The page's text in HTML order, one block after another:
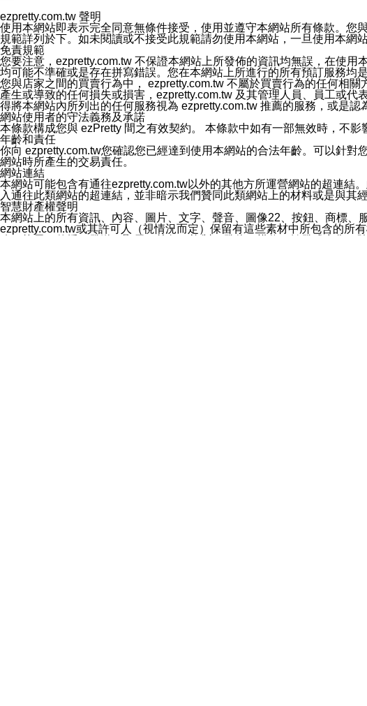
您同意本公司網站，透過您所提供的郵件地址與您取得聯絡並傳送或
停止接收這些資料或電子郵件。
十五、訊息通知
本公司/本服務將以通知型訊息傳送重要訊息給您。即使未加入本公司/
本公司/本服務傳送之通知型訊息以對您有效且重要的訊息為限，以廣
1.LINE 帳號設定的電話號碼與本公司/本服務所傳來的電話號碼比對相
2.該 LINE 帳號已在 LINE APP 設定中，同意接收通知型訊息。
3.LINE 帳號未封鎖傳送訊息之 LINE 官方帳號。
欲變更通知型訊息的設定，操作如下：
1.點選「主頁」＞「設定」
2.點選「隱私設定」
3.點選「提供使用資料」
4.點選「LINE通知型訊息」
5.開關「接收LINE通知型訊息」
❗️關閉「接收通知型訊息」後，將不會接收到來自任何企業官方帳號或認
ezpretty.com.tw 聲明
使用本網站即表示完全同意無條件接受，使用並遵守本網站所有條款。您
規範詳列於下。如未閱讀或不接受此規範請勿使用本網站，一旦使用本網
免責規範
您要注意，ezpretty.com.tw 不保證本網站上所發佈的資訊均無誤，在使
均可能不準確或是存在拼寫錯誤。您在本網站上所進行的所有預訂服務均
您與店家之間的買賣行為中， ezpretty.com.tw 不屬於買賣行為的任何相
產生或導致的任何損失或損害，ezpretty.com.tw 及其管理人員、員工或
得將本網站內所列出的任何服務視為 ezpretty.com.tw 推薦的服務，或是
網站使用者的守法義務及承諾
本條款構成您與 ezPretty 間之有效契約。 本條款中如有一部無效時，不
年齡和責任
你向 ezpretty.com.tw您確認您已經達到使用本網站的合法年齡。可以針
網站時所產生的交易責任。
網站連結
本網站可能包含有通往ezpretty.com.tw以外的其他方所運營網站的超連結
入通往此類網站的超連結，並非暗示我們贊同此類網站上的材料或是與其
智慧財產權聲明
本網站上的所有資訊、內容、圖片、文字、聲音、圖像22、按鈕、商標、
ezpretty.com.tw或其許可人（視情況而定）保留有這些素材中所包含的所